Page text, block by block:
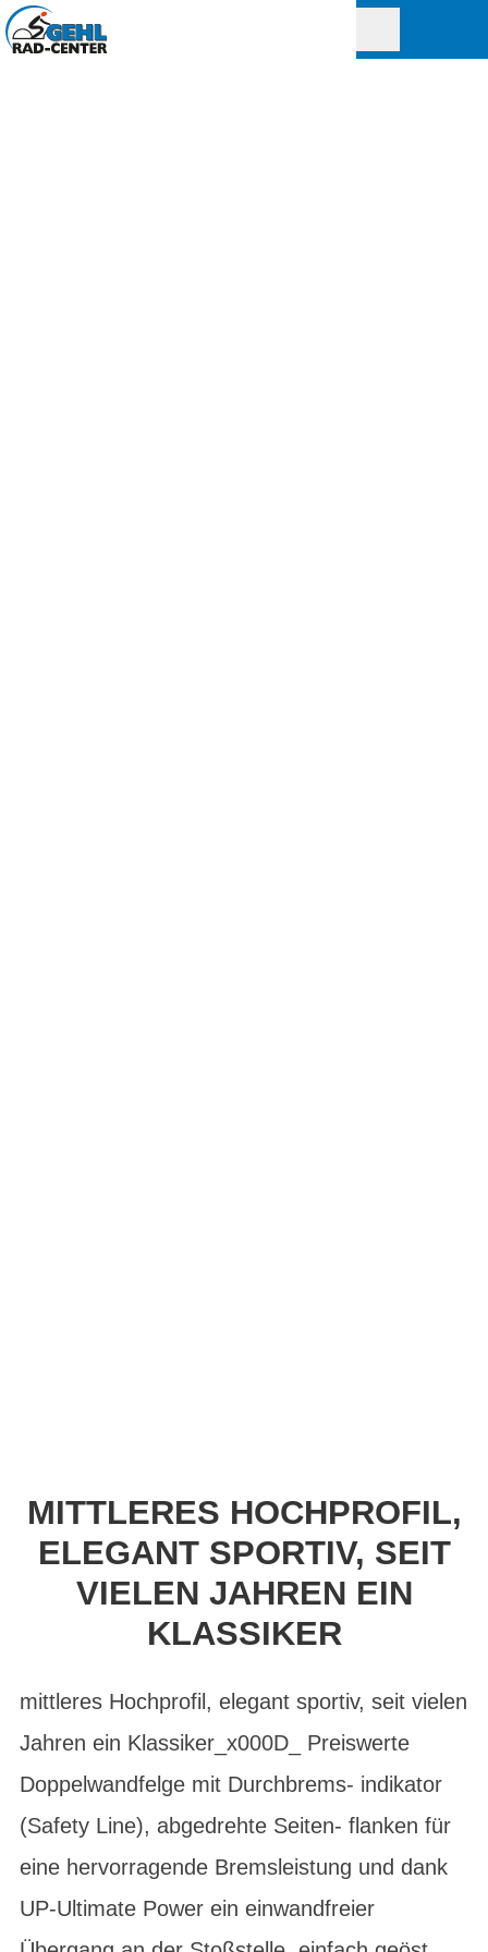
MITTLERES HOCHPROFIL,
ELEGANT SPORTIV, SEIT
VIELEN JAHREN EIN
KLASSIKER
mittleres Hochprofil, elegant sportiv, seit vielen
Jahren ein Klassiker_x000D_ Preiswerte
Doppelwandfelge mit Durchbrems- indikator
(Safety Line), abgedrehte Seiten- flanken für
eine hervorragende Bremsleistung und dank
UP-Ultimate Power ein einwandfreier